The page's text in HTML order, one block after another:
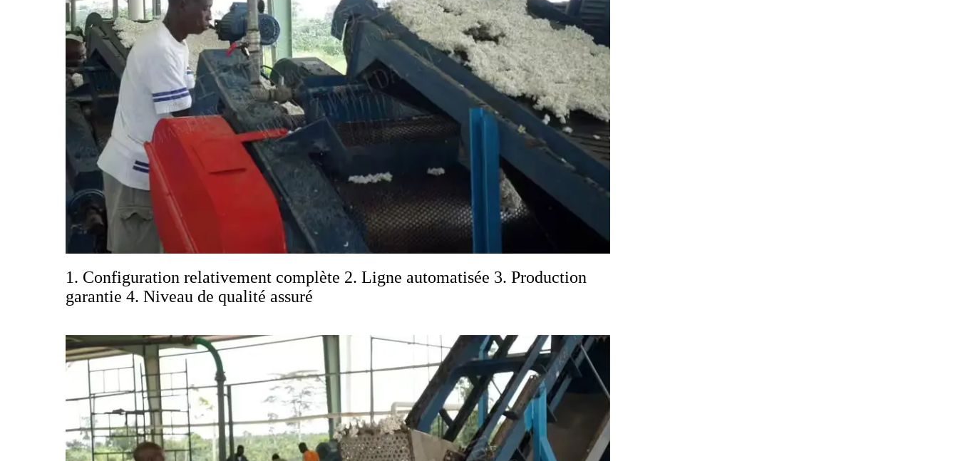
1. Configuration relativement complète 2. Ligne automatisée 3. Production
garantie 4. Niveau de qualité assuré